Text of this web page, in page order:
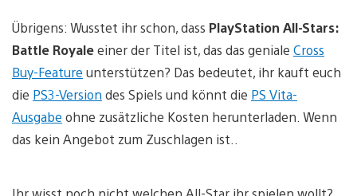
Übrigens: Wusstet ihr schon, dass PlayStation All-Stars:
Battle Royaleeiner der Titel ist, das das geniale Cross
Buy-Feature unterstützen? Das bedeutet, ihr kauft euch
die PS3-Version des Spiels und könnt die PS Vita-
Ausgabe ohne zusätzliche Kosten herunterladen. Wenn
das kein Angebot zum Zuschlagen ist..